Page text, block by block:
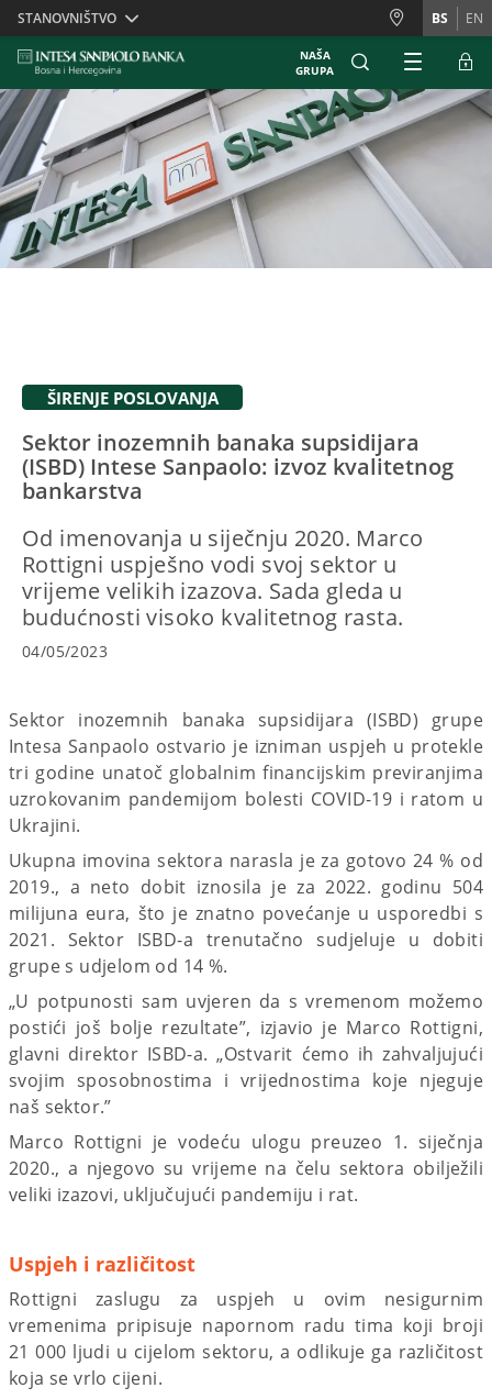
Skiplinks
STANOVNIŠTVO BS EN
NAŠA
GRUPA
ŠIRENJE POSLOVANJA
Sektor inozemnih banaka supsidijara
(ISBD) Intese Sanpaolo: izvoz kvalitetnog
bankarstva
Od imenovanja u siječnju 2020. Marco
Rottigni uspješno vodi svoj sektor u
vrijeme velikih izazova. Sada gleda u
budućnosti visoko kvalitetnog rasta.
04/05/2023
Sektor inozemnih banaka supsidijara (ISBD) grupe
Intesa Sanpaolo ostvario je izniman uspjeh u protekle
tri godine unatoč globalnim financijskim previranjima
uzrokovanim pandemijom bolesti COVID-19 i ratom u
Ukrajini.
Ukupna imovina sektora narasla je za gotovo 24 % od
2019., a neto dobit iznosila je za 2022. godinu 504
milijuna eura, što je znatno povećanje u usporedbi s
2021. Sektor ISBD-a trenutačno sudjeluje u dobiti
grupe s udjelom od 14 %.
„U potpunosti sam uvjeren da s vremenom možemo
postići još bolje rezultate”, izjavio je Marco Rottigni,
glavni direktor ISBD-a. „Ostvarit ćemo ih zahvaljujući
svojim sposobnostima i vrijednostima koje njeguje
naš sektor.”
Marco Rottigni je vodeću ulogu preuzeo 1. siječnja
2020., a njegovo su vrijeme na čelu sektora obilježili
veliki izazovi, uključujući pandemiju i rat.
Uspjeh i različitost
Rottigni zaslugu za uspjeh u ovim nesigurnim
vremenima pripisuje napornom radu tima koji broji
21 000 ljudi u cijelom sektoru, a odlikuje ga različitost
koja se vrlo cijeni.